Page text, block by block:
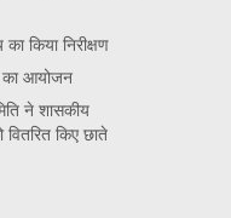
किया निरीक्षण
का आयोजन
ने शासकीय
वितरित किए छाते